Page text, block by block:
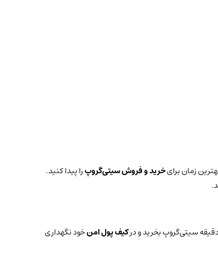
زمان برایخرید و فروش سیتی‌گروپرا پیدا کنید.
سیتی‌گروپ بخرید و درکیف پول امنخود نگهداری